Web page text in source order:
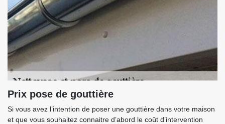
Prix pose de gouttière
Si vous avez l’intention de poser une gouttière dans votre maison
et que vous souhaitez connaitre d’abord le coût d’intervention